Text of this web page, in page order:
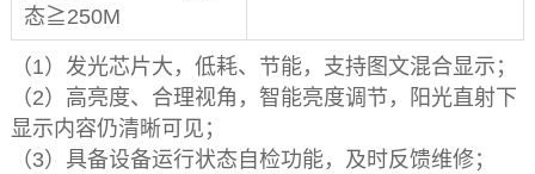
态≧250M
（1）发光芯片大，低耗、节能，支持图文混合显示；
（2）高亮度、合理视角，智能亮度调节，阳光直射下
显示内容仍清晰可见；
（3）具备设备运行状态自检功能，及时反馈维修；